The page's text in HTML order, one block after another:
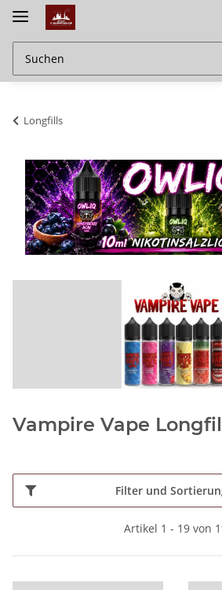
Longfills
Vampire Vape
Filter und
Artikel 1 - 19 von